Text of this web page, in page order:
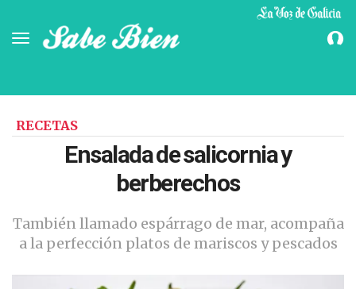
Toggle
RECETAS
Ensalada de salicornia y
berberechos
También llamado espárrago de mar, acompaña
a la perfección platos de mariscos y pescados